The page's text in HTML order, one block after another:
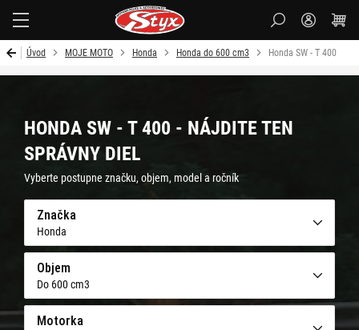
Úvod MOJE MOTO Honda Honda do 600 cm3 Honda SW - T 400
HONDA SW - T 400 - NÁJDITE TEN
SPRÁVNY DIEL
Vyberte postupne značku, objem, model a ročník
Značka
Honda
Objem
Do 600 cm3
Motorka